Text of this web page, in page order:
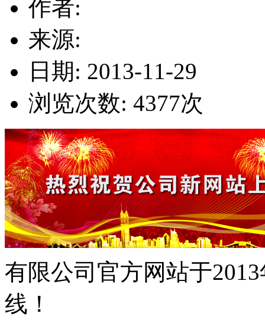
作者:
来源:
日期: 2013-11-29
浏览次数: 4377次
有限公司官方网站于
线！